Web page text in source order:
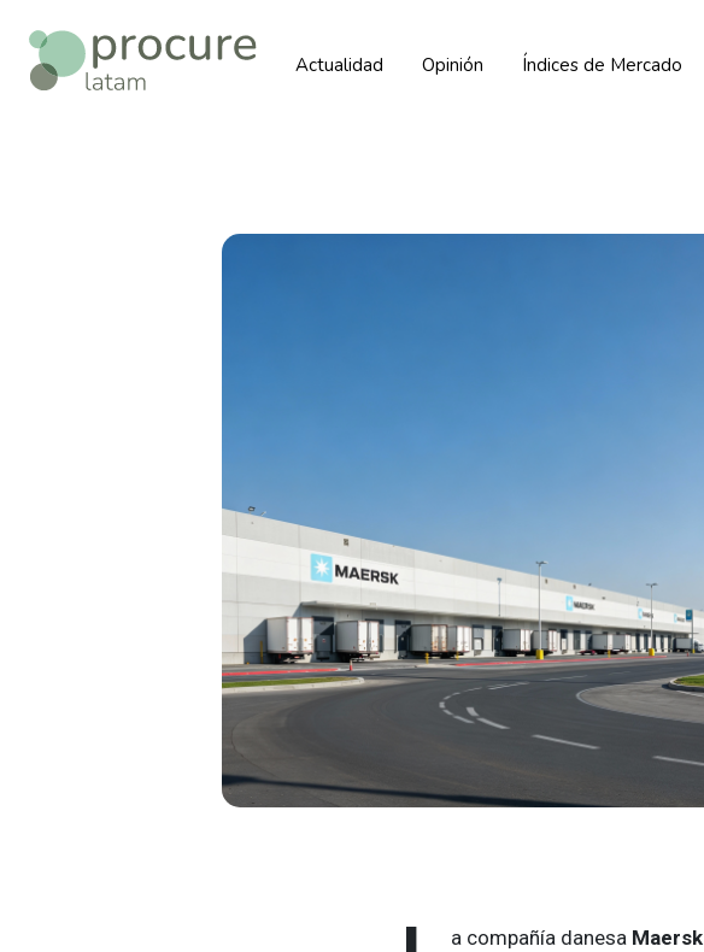
Actualidad Opinión Índices de Mercado
a compañía danesa Maersk